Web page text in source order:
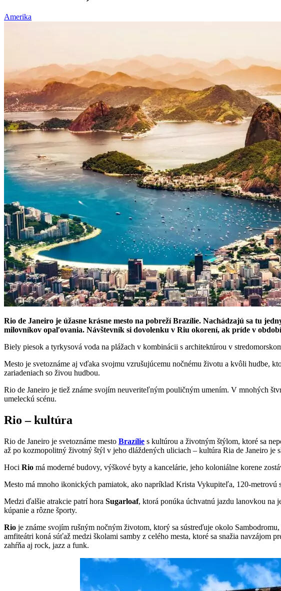
Amerika
Rio de Janeiro je úžasne krásne mesto na pobreží Brazílie. Nachádzajú sa tu
milovníkov opaľovania. Návštevník si dovolenku v Riu okorení, ak príde v
Biely piesok a tyrkysová voda na plážach v kombinácii s architektúrou v
Mesto je svetoznáme aj vďaka svojmu vzrušujúcemu nočnému životu a kvôli hudbe,
zariadeniach so živou hudbou.
Rio de Janeiro je tiež známe svojím neuveriteľným pouličným umením. V mnohých
umeleckú scénu.
Rio – kultúra
Rio de Janeiro je svetoznáme mesto Brazílie s kultúrou a životným štýlom, ktoré sa
až po kozmopolitný životný štýl v jeho dláždených uliciach – kultúra Ria de Janeiro je
Hoci Rio má moderné budovy, výškové byty a kancelárie, jeho koloniálne korene
Mesto má mnoho ikonických pamiatok, ako napríklad Krista Vykupiteľa, 120-metrovú
Medzi ďalšie atrakcie patrí hora Sugarloaf, ktorá ponúka úchvatnú jazdu lanovkou na
kúpanie a rôzne športy.
Rio je známe svojím rušným nočným životom, ktorý sa sústreďuje okolo
amfiteátri koná súťaž medzi školami samby z celého mesta, ktoré sa snažia
zahŕňa aj rock, jazz a funk.